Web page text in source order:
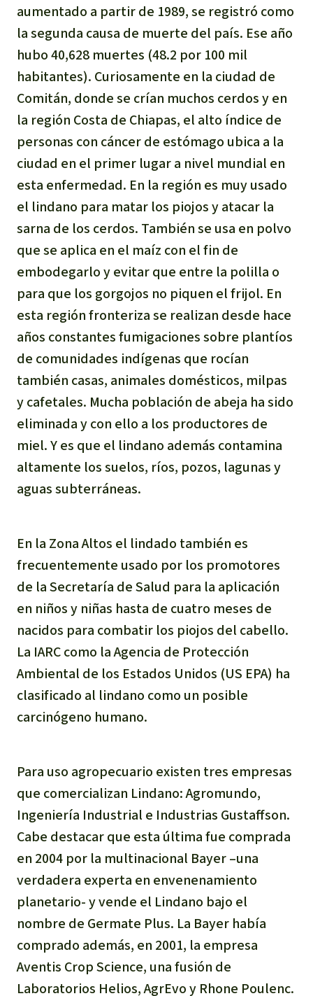
aumentado a partir de 1989, se registró como
la segunda causa de muerte del país. Ese año
hubo 40,628 muertes (48.2 por 100 mil
habitantes). Curiosamente en la ciudad de
Comitán, donde se crían muchos cerdos y en
la región Costa de Chiapas, el alto índice de
personas con cáncer de estómago ubica a la
ciudad en el primer lugar a nivel mundial en
esta enfermedad. En la región es muy usado
el lindano para matar los piojos y atacar la
sarna de los cerdos. También se usa en polvo
que se aplica en el maíz con el fin de
embodegarlo y evitar que entre la polilla o
para que los gorgojos no piquen el frijol. En
esta región fronteriza se realizan desde hace
años constantes fumigaciones sobre plantíos
de comunidades indígenas que rocían
también casas, animales domésticos, milpas
y cafetales. Mucha población de abeja ha sido
eliminada y con ello a los productores de
miel. Y es que el lindano además contamina
altamente los suelos, ríos, pozos, lagunas y
aguas subterráneas.
En la Zona Altos el lindado también es
frecuentemente usado por los promotores
de la Secretaría de Salud para la aplicación
en niños y niñas hasta de cuatro meses de
nacidos para combatir los piojos del cabello.
La IARC como la Agencia de Protección
Ambiental de los Estados Unidos (US EPA) ha
clasificado al lindano como un posible
carcinógeno humano.
Para uso agropecuario existen tres empresas
que comercializan Lindano: Agromundo,
Ingeniería Industrial e Industrias Gustaffson.
Cabe destacar que esta última fue comprada
en 2004 por la multinacional Bayer –una
verdadera experta en envenenamiento
planetario- y vende el Lindano bajo el
nombre de Germate Plus. La Bayer había
comprado además, en 2001, la empresa
Aventis Crop Science, una fusión de
Laboratorios Helios, AgrEvo y Rhone Poulenc.